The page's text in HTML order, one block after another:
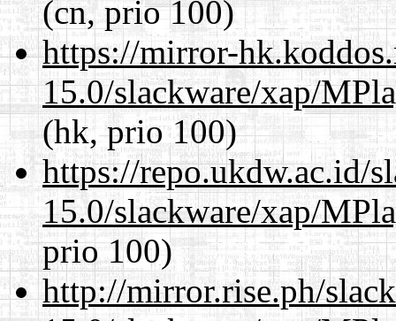
(cn, prio 100)
https://mirror-
15.0/slackware/xap/
(hk, prio 100)
https://repo.ukdw.ac.id/
15.0/slackware/xap/
prio 100)
http://mirror.rise.ph/